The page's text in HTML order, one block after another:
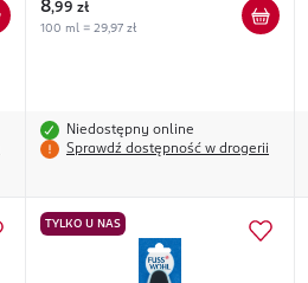
8,99 zł
100 ml = 29,97 zł
Niedostępny online
Sprawdź dostępność w drogerii
TYLKO U NAS